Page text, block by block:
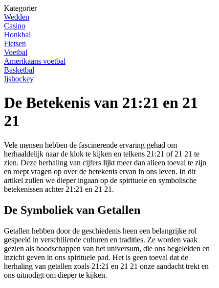
Kategorier
Wedden
Casino
Honkbal
Fietsen
Voetbal
Amerikaans voetbal
Basketbal
Ijshockey
De Betekenis van 21:21 en 21
21
Vele mensen hebben de fascinerende ervaring gehad om
herhaaldelijk naar de klok te kijken en telkens 21:21 of 21 21 te
zien. Deze herhaling van cijfers lijkt meer dan alleen toeval te zijn
en roept vragen op over de betekenis ervan in ons leven. In dit
artikel zullen we dieper ingaan op de spirituele en symbolische
betekenissen achter 21:21 en 21 21.
De Symboliek van Getallen
Getallen hebben door de geschiedenis heen een belangrijke rol
gespeeld in verschillende culturen en tradities. Ze worden vaak
gezien als boodschappen van het universum, die ons begeleiden en
inzicht geven in ons spirituele pad. Het is geen toeval dat de
herhaling van getallen zoals 21:21 en 21 21 onze aandacht trekt en
ons uitnodigt om dieper te kijken.